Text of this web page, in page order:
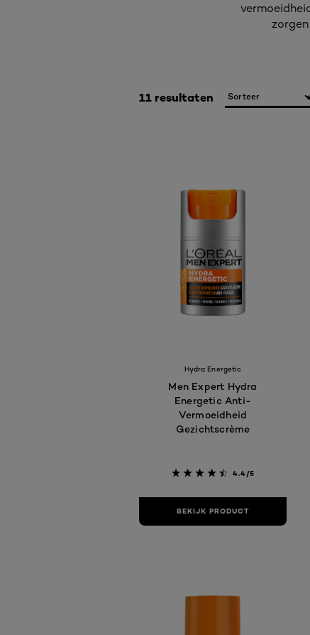
11 resultaten
Hydra Energetic
Men Expert Hydra
Energetic Anti-
Vermoeidheid
Gezichtscrème
4.4/5
BEKIJK PRODUCT